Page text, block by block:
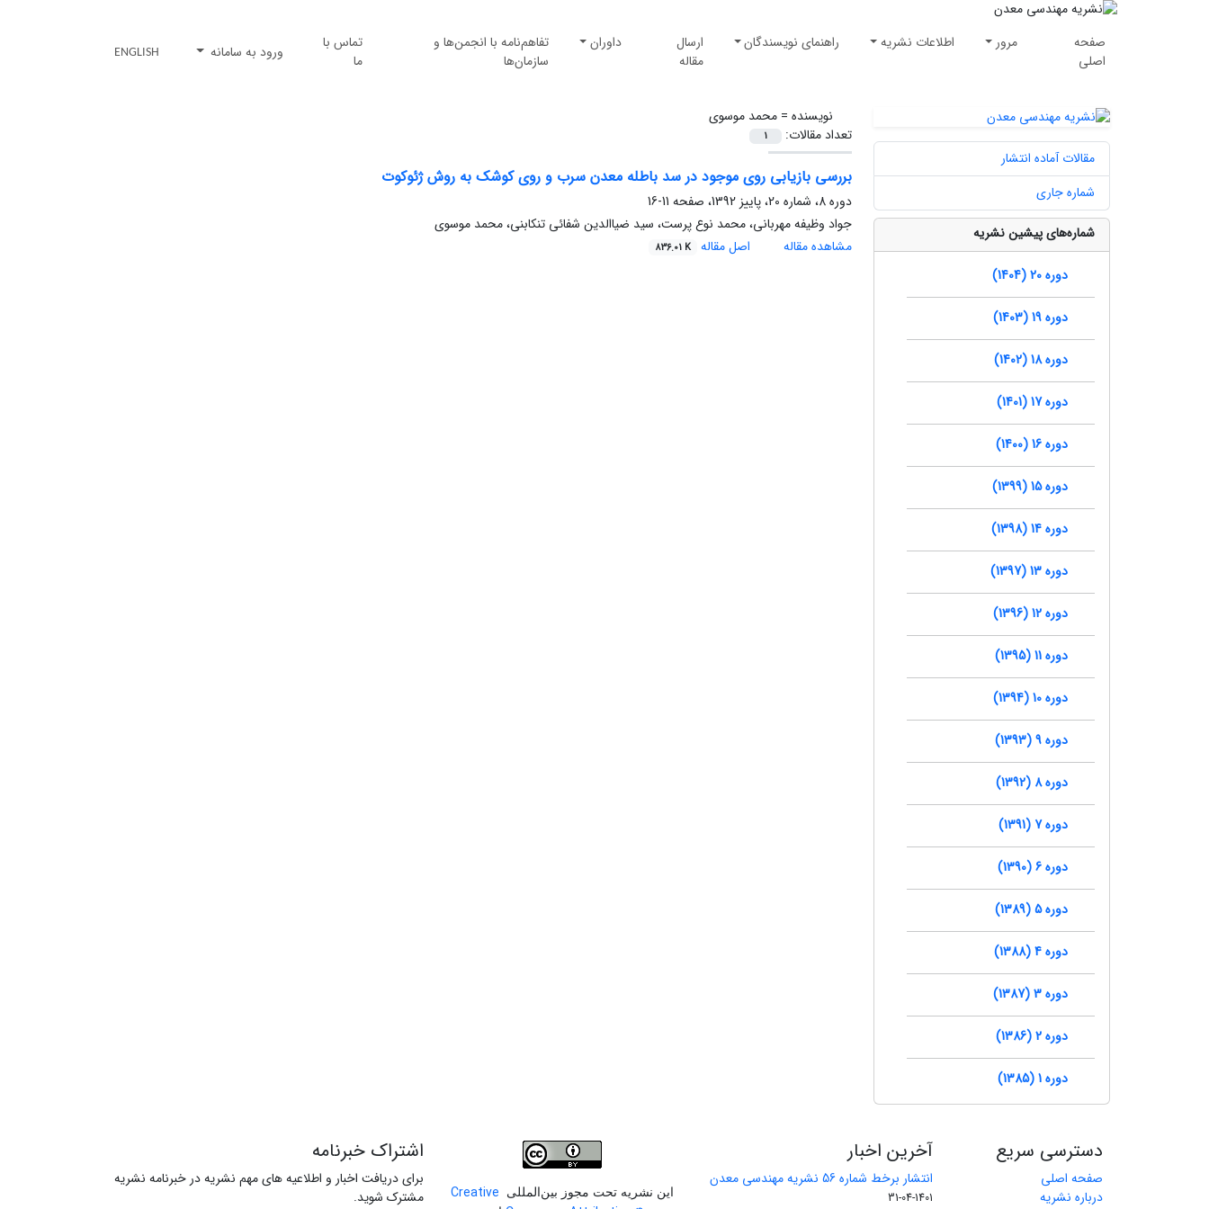
صفحه
اصلی
مرور اطلاعات نشریه راهنمای نویسندگان
ارسال
مقاله
داوران
تفاهم‌نامه با انجمن‌ها و
سازمان‌ها
تماس با
ما
ورود به سامانه ENGLISH
نویسنده =محمد موسوی
تعداد مقالات:
1
بررسی بازیابی روی موجود در سد باطله معدن سرب و روی کوشک به روش ژئوکوت
دوره 8، شماره 20، پاییز 1392، صفحه
11-16
جواد وظیفه مهربانی، محمد نوع پرست، سید ضیاالدین شفائی تنکابنی، محمد موسوی
مشاهده مقاله
اصل مقاله 836.01 K
مقالات آماده انتشار
شماره جاری
شماره‌های پیشین نشریه
دوره 20 (1404)
دوره 19 (1403)
دوره 18 (1402)
دوره 17 (1401)
دوره 16 (1400)
دوره 15 (1399)
دوره 14 (1398)
دوره 13 (1397)
دوره 12 (1396)
دوره 11 (1395)
دوره 10 (1394)
دوره 9 (1393)
دوره 8 (1392)
دوره 7 (1391)
دوره 6 (1390)
دوره 5 (1389)
دوره 4 (1388)
دوره 3 (1387)
دوره 2 (1386)
دوره 1 (1385)
دسترسی سریع
صفحه اصلی
درباره نشریه
آخرین اخبار
انتشار برخط شماره 56 نشریه مهندسی معدن
1401-04-31 این نشریه تحت مجوز بین‌المللی
Creative
اشتراک خبرنامه
برای دریافت اخبار و اطلاعیه های مهم نشریه در خبرنامه نشریه
مشترک شوید.